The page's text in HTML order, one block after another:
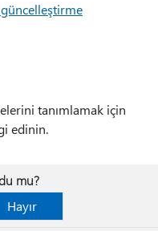
tanımlamak için
edinin.
mu?
Hayır